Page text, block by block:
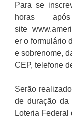
Para se
horas
site
er o formulário
e sobrenome,
CEP, telefone
Serão
de duração da
Loteria Federal